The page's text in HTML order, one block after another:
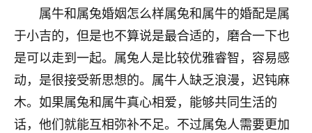
属牛和属兔婚姻怎么样属兔和属牛的婚配是属
于小吉的，但是也不算说是最合适的，磨合一下也
是可以走到一起。属兔人是比较优雅睿智，容易感
动，是很接受新思想的。属牛人缺乏浪漫，迟钝麻
木。如果属兔和属牛真心相爱，能够共同生活的
话，他们就能互相弥补不足。不过属兔人需要更加
鹿森：慧来老师微信：gjsy0624
1天前 来自江西 12
青春168
我也想要，我也想要！
2天前 来自山西 15